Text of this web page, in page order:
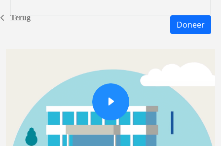
Terug
Doneer